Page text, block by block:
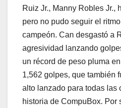
Ruiz Jr., Manny Robles Jr.,
pero no pudo seguir el
campeón. Can desgastó a
agresividad lanzando
un récord de peso pluma
1,562 golpes, que también
alto lanzado para todas las
historia de CompuBox. Por